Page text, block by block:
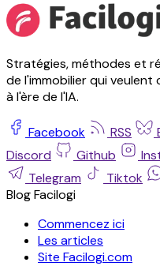
Stratégies, méthodes et
de l'immobilier qui
à l'ère de l'IA.
Facebook RSS
Discord
Github
Telegram
Tiktok
Blog Facilogi
Commencez ici
Les articles
Site Facilogi.com